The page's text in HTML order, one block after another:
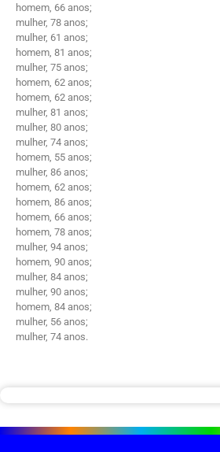
homem, 66 anos;
mulher, 78 anos;
mulher, 61 anos;
homem, 81 anos;
mulher, 75 anos;
homem, 62 anos;
homem, 62 anos;
mulher, 81 anos;
mulher, 80 anos;
mulher, 74 anos;
homem, 55 anos;
mulher, 86 anos;
homem, 62 anos;
homem, 86 anos;
homem, 66 anos;
homem, 78 anos;
mulher, 94 anos;
homem, 90 anos;
mulher, 84 anos;
mulher, 90 anos;
homem, 84 anos;
mulher, 56 anos;
mulher, 74 anos.